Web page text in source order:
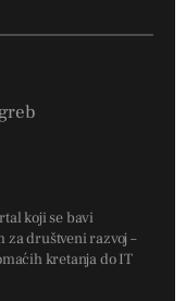
koji se bavi
društveni razvoj –
kretanja do IT